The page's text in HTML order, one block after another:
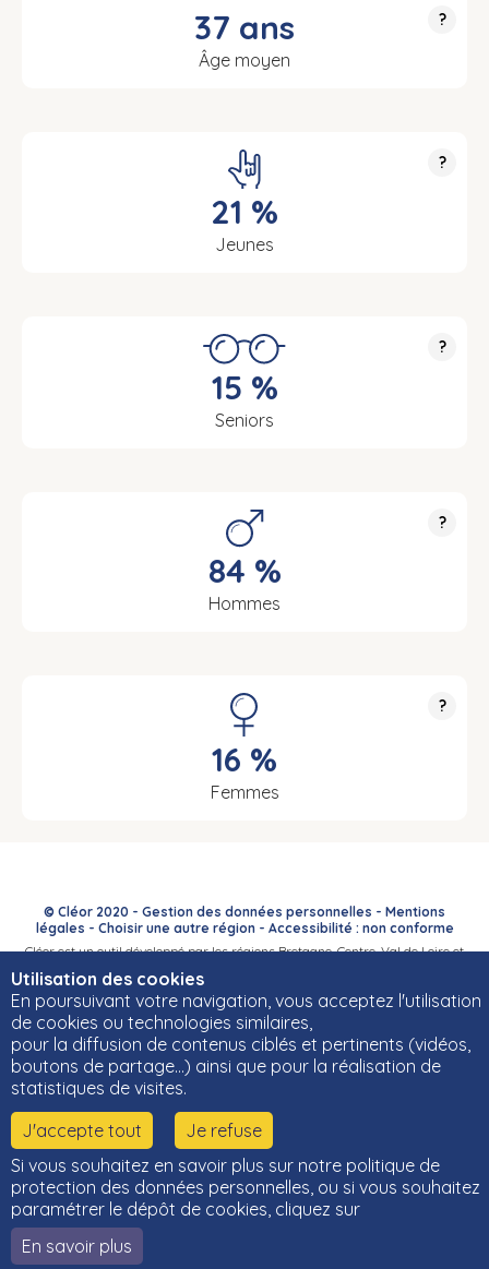
Utilisation des cookies
En poursuivant votre navigation, vous acceptez l'utilisation
de cookies ou technologies similaires,
pour la diffusion de contenus ciblés et pertinents (vidéos,
boutons de partage…) ainsi que pour la réalisation de
statistiques de visites.
J'accepte tout
Je refuse
Si vous souhaitez en savoir plus sur notre politique de
protection des données personnelles, ou si vous souhaitez
paramétrer le dépôt de cookies, cliquez sur
En savoir plus
?
37 ans
Âge moyen
?
21 %
Jeunes
?
15 %
Seniors
?
84 %
Hommes
?
16 %
Femmes
© Cléor 2020 - Gestion des données personnelles - Mentions
légales - Choisir une autre région- Accessibilité : non conforme
Cléor est un outil développé par les régions Bretagne, Centre-Val de Loire et